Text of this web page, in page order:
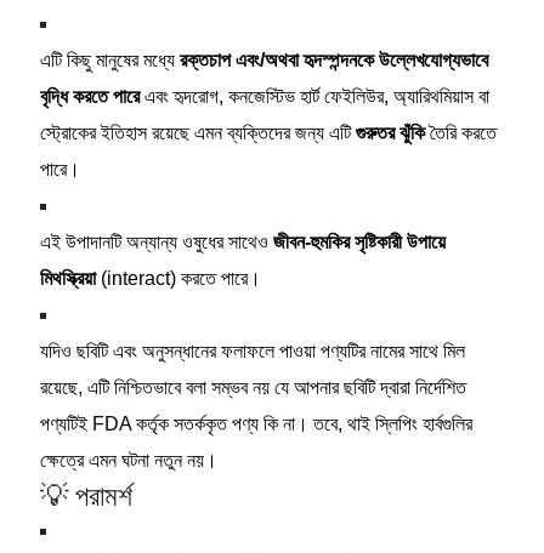
এটি কিছু মানুষের মধ্যেরক্তচাপ এবং/অথবা হৃদস্পন্দনকে উল্লেখযোগ্যভাবে
বৃদ্ধি করতে পারেএবং হৃদরোগ, কনজেস্টিভ হার্ট ফেইলিউর, অ্যারিথমিয়াস বা
স্ট্রোকের ইতিহাস রয়েছে এমন ব্যক্তিদের জন্য এটিগুরুতর ঝুঁকিতৈরি করতে
পারে।
এই উপাদানটি অন্যান্য ওষুধের সাথেওজীবন-হুমকির সৃষ্টিকারী উপায়ে
মিথস্ক্রিয়া(interact) করতে পারে।
যদিও ছবিটি এবং অনুসন্ধানের ফলাফলে পাওয়া পণ্যটির নামের সাথে মিল
রয়েছে, এটি নিশ্চিতভাবে বলা সম্ভব নয় যে আপনার ছবিটি দ্বারা নির্দেশিত
পণ্যটিই FDA কর্তৃক সতর্ককৃত পণ্য কি না। তবে, থাই স্লিপিং হার্বগুলির
ক্ষেত্রে এমন ঘটনা নতুন নয়।
💡 পরামর্শ